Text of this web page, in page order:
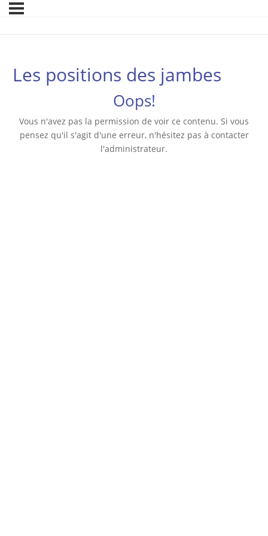
Les positions des jambes
Oops!
Vous n'avez pas la permission de voir ce contenu. Si vous
pensez qu'il s'agit d'une erreur, n'hésitez pas à contacter
l'administrateur.